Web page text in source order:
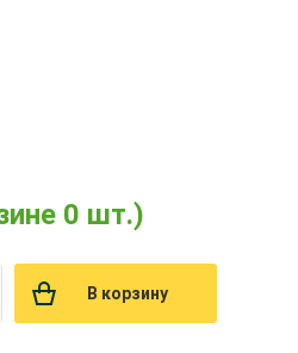
0 шт.)
В корзину